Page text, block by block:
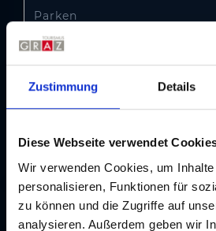
Zustimmung Details
Diese Webseite verwendet
Wir verwenden Cookies, um
personalisieren, Funktionen für
zu können und die Zugriffe auf
analysieren. Außerdem geben wir
Parken
73 kostenpflichtige
inkl. 3 E-Ladestationen
Besonderheiten
Rauchverbot im gesamten
Informationen zum Hotel